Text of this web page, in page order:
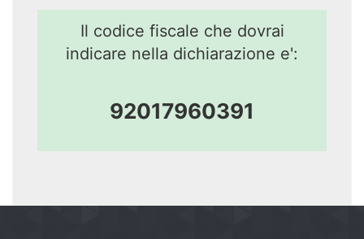
Il codice fiscale che dovrai
indicare nella dichiarazione e':
92017960391